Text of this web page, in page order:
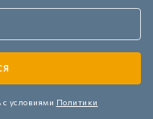
условиями Политики